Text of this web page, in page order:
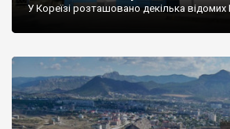
У Кореїзі розташовано декілька відомих